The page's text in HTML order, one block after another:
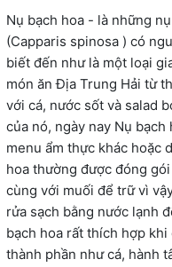
Nụ bạch hoa - là những
(Capparis spinosa ) có
biết đến như là một loại
món ăn Địa Trung Hải từ
với cá, nước sốt và salad
của nó, ngày nay Nụ
menu ẩm thực khác hoặc
hoa thường được đóng
cùng với muối để trữ vì
rửa sạch bằng nước lạnh
bạch hoa rất thích hợp
thành phần như cá, hành